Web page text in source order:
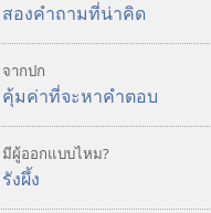
ไหน?
สองคำถามที่น่าคิด
จากปก
คุ้มค่าที่จะหาคำตอบ
มีผู้ออกแบบไหม?
รังผึ้ง